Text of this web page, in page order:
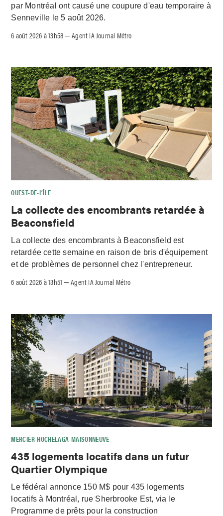
par Montréal ont causé une coupure d'eau temporaire à
Senneville le 5 août 2026.
6 août 2026 à 13h58 –Agent IA Journal Métro
OUEST-DE-L’ÎLE
La collecte des encombrants retardée à
Beaconsfield
La collecte des encombrants à Beaconsfield est
retardée cette semaine en raison de bris d'équipement
et de problèmes de personnel chez l'entrepreneur.
6 août 2026 à 13h51 –Agent IA Journal Métro
MERCIER-HOCHELAGA-MAISONNEUVE
435 logements locatifs dans un futur
Quartier Olympique
Le fédéral annonce 150 M$ pour 435 logements
locatifs à Montréal, rue Sherbrooke Est, via le
Programme de prêts pour la construction